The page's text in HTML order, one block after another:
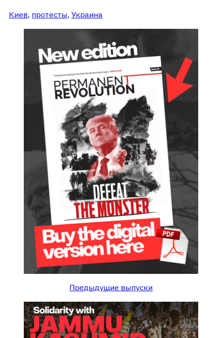
Киев, протесты, Украина
Предыдущие выпуски